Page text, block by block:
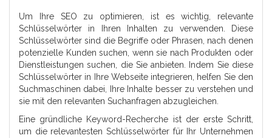
Um Ihre SEO zu optimieren, ist es wichtig, relevante
Schlüsselwörter in Ihren Inhalten zu verwenden. Diese
Schlüsselwörter sind die Begriffe oder Phrasen, nach denen
potenzielle Kunden suchen, wenn sie nach Produkten oder
Dienstleistungen suchen, die Sie anbieten. Indem Sie diese
Schlüsselwörter in Ihre Webseite integrieren, helfen Sie den
Suchmaschinen dabei, Ihre Inhalte besser zu verstehen und
sie mit den relevanten Suchanfragen abzugleichen.
Eine gründliche Keyword-Recherche ist der erste Schritt,
um die relevantesten Schlüsselwörter für Ihr Unternehmen